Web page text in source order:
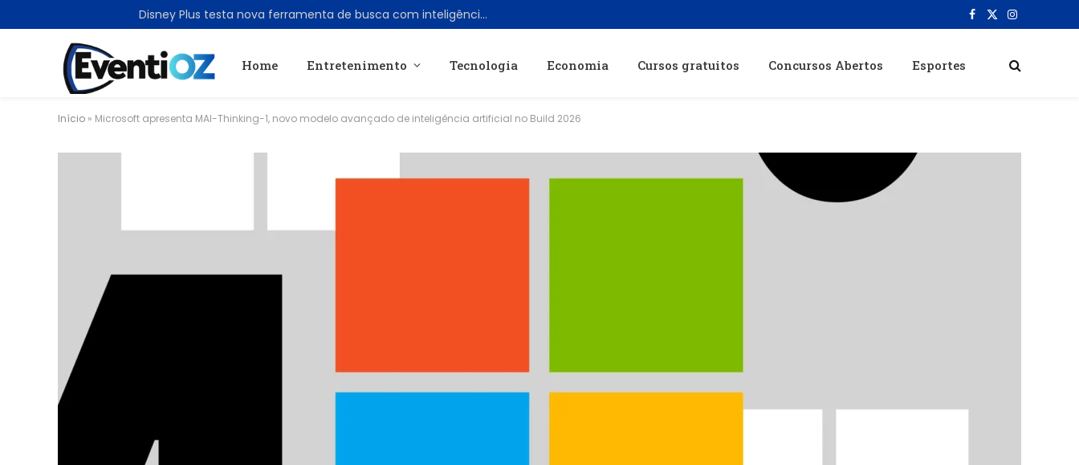
Disney Plus testa nova ferramenta de busca com inteligência artificial Facebook
X
Instagram
Home Entretenimento Tecnologia Economia Cursos gratuitos Concursos Abertos Esportes
Início » Microsoft apresenta MAI-Thinking-1, novo modelo avançado de inteligência artificial no Build 2026